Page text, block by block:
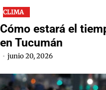
CLIMA
Cómo estará el
en Tucumán
junio 20, 2026